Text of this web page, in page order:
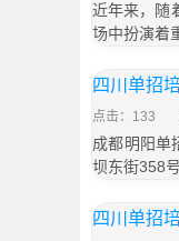
近年来，随
场中扮演着
四川单招
点击：133
成都明阳单
坝东街358
四川单招